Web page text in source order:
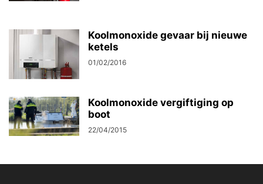
Koolmonoxide gevaar bij nieuwe
ketels
01/02/2016
Koolmonoxide vergiftiging op
boot
22/04/2015